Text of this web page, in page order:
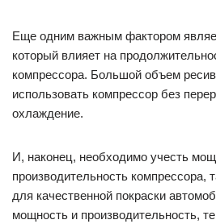
Еще одним важным фактором
который влияет на
компрессора. Большой объем
использовать компрессор без
охлаждение.
И, наконец, необходимо учесть
производительность компрессора,
для качественной покраски
мощность и производительность,